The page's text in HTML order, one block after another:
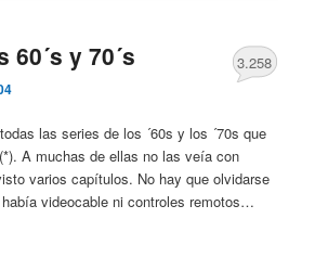
y 70´s 3.258
las series de los ´60s y los ´70s que
A muchas de ellas no las veía con
varios capítulos. No hay que olvidarse
videocable ni controles remotos…